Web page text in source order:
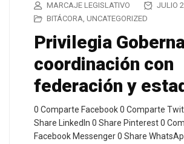
MARCAJE LEGISLATIVO
JULIO
BITÁCORA, UNCATEGORIZED
Privilegia
coordinación con
federación y
0 Comparte Facebook 0 Comparte
Share LinkedIn 0 Share Pinterest 0
Facebook Messenger 0 Share